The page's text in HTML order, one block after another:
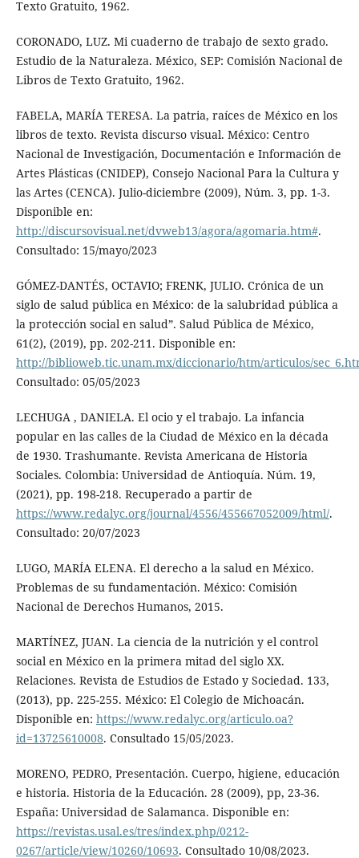
Texto Gratuito, 1962.
CORONADO, LUZ. Mi cuaderno de trabajo de sexto grado.
Estudio de la Naturaleza. México, SEP: Comisión Nacional de
Libros de Texto Gratuito, 1962.
FABELA, MARÍA TERESA. La patria, raíces de México en los
libros de texto. Revista discurso visual. México: Centro
Nacional de Investigación, Documentación e Información de
Artes Plásticas (CNIDEP), Consejo Nacional Para la Cultura y
las Artes (CENCA). Julio-diciembre (2009), Núm. 3, pp. 1-3.
Disponible en:
http://discursovisual.net/dvweb13/agora/agomaria.htm#.
Consultado: 15/mayo/2023
GÓMEZ-DANTÉS, OCTAVIO; FRENK, JULIO. Crónica de un
siglo de salud pública en México: de la salubridad pública a
la protección social en salud”. Salud Pública de México,
61(2), (2019), pp. 202-211. Disponible en:
http://biblioweb.tic.unam.mx/diccionario/htm/articulos/
Consultado: 05/05/2023
LECHUGA , DANIELA. El ocio y el trabajo. La infancia
popular en las calles de la Ciudad de México en la década
de 1930. Trashumante. Revista Americana de Historia
Sociales. Colombia: Universidad de Antioquía. Núm. 19,
(2021), pp. 198-218. Recuperado a partir de
https://www.redalyc.org/journal/4556/455667052009/html/.
Consultado: 20/07/2023
LUGO, MARÍA ELENA. El derecho a la salud en México.
Problemas de su fundamentación. México: Comisión
Nacional de Derechos Humanos, 2015.
MARTÍNEZ, JUAN. La ciencia de la nutrición y el control
social en México en la primera mitad del siglo XX.
Relaciones. Revista de Estudios de Estado y Sociedad. 133,
(2013), pp. 225-255. México: El Colegio de Michoacán.
Disponible en: https://www.redalyc.org/articulo.oa?
id=13725610008. Consultado 15/05/2023.
MORENO, PEDRO, Presentación. Cuerpo, higiene, educación
e historia. Historia de la Educación. 28 (2009), pp, 23-36.
España: Universidad de Salamanca. Disponible en:
https://revistas.usal.es/tres/index.php/0212-
0267/article/view/10260/10693. Consultado 10/08/2023.